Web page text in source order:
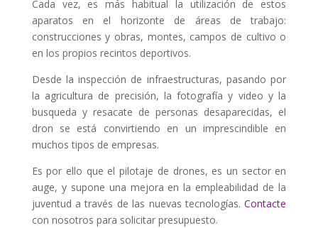
Cada vez, es más habitual la utilización de estos
aparatos en el horizonte de áreas de trabajo:
construcciones y obras, montes, campos de cultivo o
en los propios recintos deportivos.
Desde la inspección de infraestructuras, pasando por
la agricultura de precisión, la fotografía y video y la
busqueda y resacate de personas desaparecidas, el
dron se está convirtiendo en un imprescindible en
muchos tipos de empresas.
Es por ello que el pilotaje de drones, es un sector en
auge, y supone una mejora en la empleabilidad de la
juventud a través de las nuevas tecnologías.Contacte
con nosotros para solicitar presupuesto.